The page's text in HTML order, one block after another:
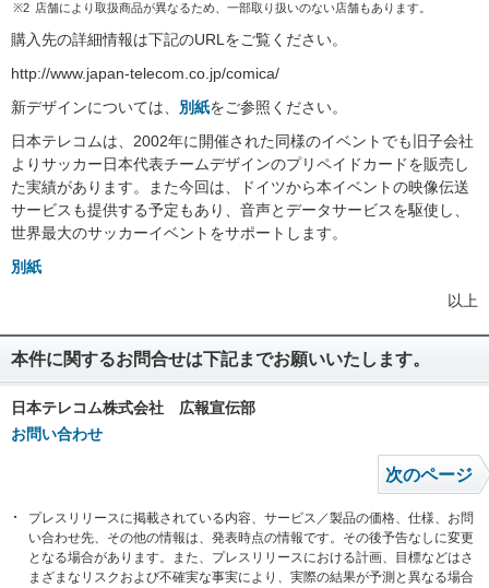
※2 店舗により取扱商品が異なるため、一部取り扱いのない店舗もあります。
購入先の詳細情報は下記のURLをご覧ください。
http://www.japan-telecom.co.jp/comica/
新デザインについては、 別紙をご参照ください。
日本テレコムは、2002年に開催された同様のイベントでも旧子会社
よりサッカー日本代表チームデザインのプリペイドカードを販売し
た実績があります。また今回は、ドイツから本イベントの映像伝送
サービスも提供する予定もあり、音声とデータサービスを駆使し、
世界最大のサッカーイベントをサポートします。
別紙
以上
本件に関するお問合せは下記までお願いいたします。
日本テレコム株式会社 広報宣伝部
お問い合わせ
次のページ
プレスリリースに掲載されている内容、サービス／製品の価格、仕様、お問
い合わせ先、その他の情報は、発表時点の情報です。その後予告なしに変更
となる場合があります。また、プレスリリースにおける計画、目標などはさ
まざまなリスクおよび不確実な事実により、実際の結果が予測と異なる場合